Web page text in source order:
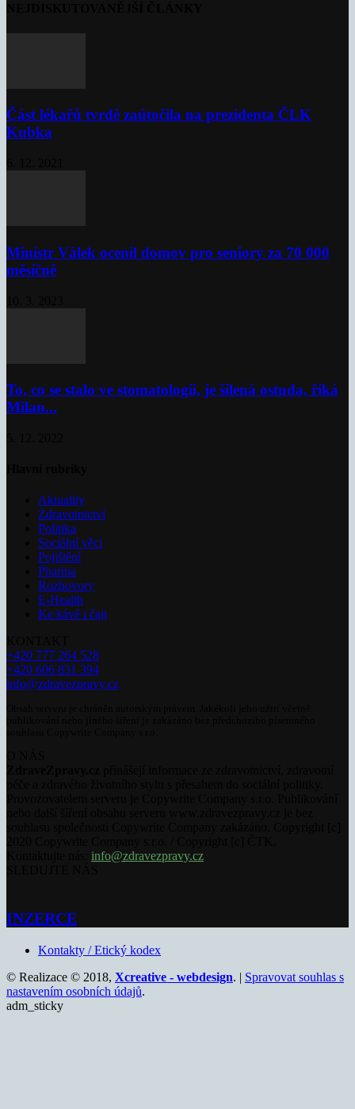
Část lékařů tvrdě zaútočila na prezidenta ČLK
Kubka
Ministr Válek ocenil domov pro seniory za 70 000
měsíčně
To, co se stalo ve stomatologii, je šílená ostuda, říká
Milan...
Aktuality
Zdravotnictví
Politika
Sociální věci
Pojištění
Pharma
Rozhovory
E-Health
Ke kávě i čaji
+420 777 264 528
+420 606 831 394
info@zdravezpravy.cz
info@zdravezpravy.cz
INZERCE
Kontakty / Etický kodex
© Realizace © 2018, Xcreative - webdesign. | Spravovat souhlas s
nastavením osobních údajů.
adm_sticky